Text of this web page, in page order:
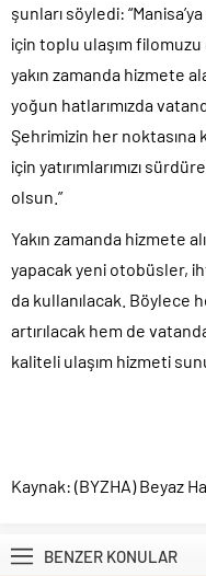
şunları söyledi:
için toplu ulaşım filomuzu
yakın zamanda hizmete
yoğun hatlarımızda
Şehrimizin her noktasına
için yatırımlarımızı
olsun.”
Yakın zamanda hizmete
yapacak yeni otobüsler,
da kullanılacak. Böylece
artırılacak hem de
kaliteli ulaşım hizmeti
Kaynak: (BYZHA) Beyaz
BENZER KONULAR